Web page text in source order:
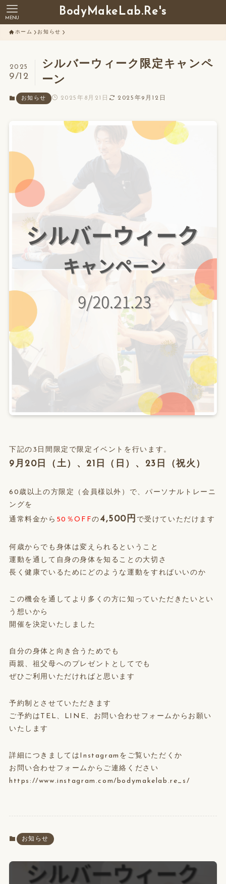
BodyMakeLab.Re's
MENU
ホーム お知らせ
シルバーウィーク限定キャンペ
ーン
2025
9/12
お知らせ 2025年8月21日 2025年9月12日
下記の3日間限定で限定イベントを行います。
9月20日（土）、21日（日）、23日（祝火）
60歳以上の方限定（会員様以外）で、パーソナルトレーニ
ングを
通常料金から 50％OFFの4,500円 で受けていただけます
何歳からでも身体は変えられるということ
運動を通して自身の身体を知ることの大切さ
長く健康でいるためにどのような運動をすればいいのか
この機会を通してより多くの方に知っていただきたいとい
う想いから
開催を決定いたしました
自分の身体と向き合うためでも
両親、祖父母へのプレゼントとしてでも
ぜひご利用いただければと思います
予約制とさせていただきます
ご予約はTEL、LINE、お問い合わせフォームからお願い
いたします
詳細につきましてはInstagramをご覧いただくか
お問い合わせフォームからご連絡ください
https://www.instagram.com/bodymakelab.re_s/
お知らせ